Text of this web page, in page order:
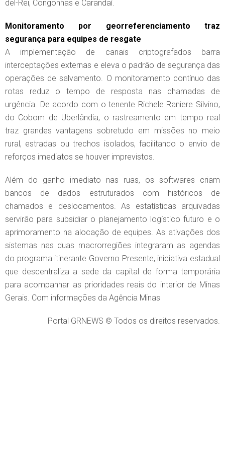
del-Rei, Congonhas e Carandaí.
Monitoramento por georreferenciamento traz
segurança para equipes de resgate
A implementação de canais criptografados barra
interceptações externas e eleva o padrão de segurança das
operações de salvamento. O monitoramento contínuo das
rotas reduz o tempo de resposta nas chamadas de
urgência. De acordo com o tenente Richele Raniere Silvino,
do Cobom de Uberlândia, o rastreamento em tempo real
traz grandes vantagens sobretudo em missões no meio
rural, estradas ou trechos isolados, facilitando o envio de
reforços imediatos se houver imprevistos.
Além do ganho imediato nas ruas, os softwares criam
bancos de dados estruturados com históricos de
chamados e deslocamentos. As estatísticas arquivadas
servirão para subsidiar o planejamento logístico futuro e o
aprimoramento na alocação de equipes. As ativações dos
sistemas nas duas macrorregiões integraram as agendas
do programa itinerante Governo Presente, iniciativa estadual
que descentraliza a sede da capital de forma temporária
para acompanhar as prioridades reais do interior de Minas
Gerais. Com informações da Agência Minas
Portal GRNEWS © Todos os direitos reservados.